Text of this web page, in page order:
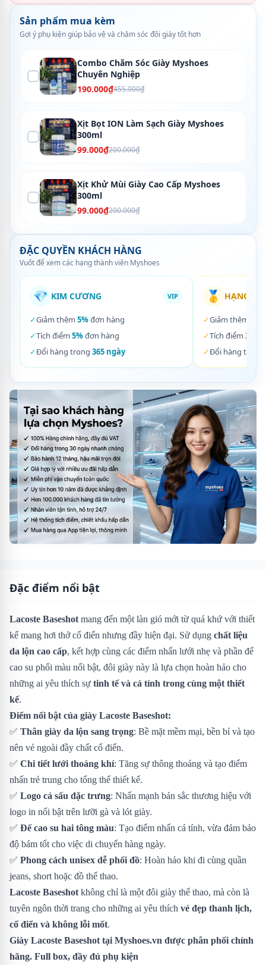
Sản phẩm mua kèm
Gợi ý phụ kiện giúp bảo vệ và chăm sóc đôi giày tốt hơn
Combo Chăm Sóc Giày Myshoes
Chuyên Nghiệp
190.000₫455.000₫
Xịt Bọt ION Làm Sạch Giày Myshoes
300ml
99.000₫200.000₫
Xịt Khử Mùi Giày Cao Cấp Myshoes
300ml
99.000₫200.000₫
ĐẶC QUYỀN KHÁCH HÀNG
Vuốt để xem các hạng thành viên Myshoes
💎 KIM CƯƠNG VIP
✓Giảm thêm 5%đơn hàng
✓Tích điểm 5%đơn hàng
✓Đổi hàng trong 365 ngày
🥇 HẠNG
✓Giảm thêm
✓Tích điểm 3%
✓Đổi hàng trong
Đặc điểm nổi bật
Lacoste Baseshot mang đến một làn gió mới từ quá khứ với thiết
kế mang hơi thở cổ điển nhưng đầy hiện đại. Sử dụng chất liệu
da lộn cao cấp, kết hợp cùng các điểm nhấn lưới nhẹ và phần đế
cao su phối màu nổi bật, đôi giày này là lựa chọn hoàn hảo cho
những ai yêu thích sự tinh tế và cá tính trong cùng một thiết
kế.
Điểm nổi bật của giày Lacoste Baseshot:
✅ Thân giày da lộn sang trọng: Bề mặt mềm mại, bền bỉ và tạo
nên vẻ ngoài đầy chất cổ điển.
✅ Chi tiết lưới thoáng khí: Tăng sự thông thoáng và tạo điểm
nhấn trẻ trung cho tổng thể thiết kế.
✅ Logo cá sấu đặc trưng: Nhấn mạnh bản sắc thương hiệu với
logo in nổi bật trên lưỡi gà và lót giày.
✅ Đế cao su hai tông màu: Tạo điểm nhấn cá tính, vừa đảm bảo
độ bám tốt cho việc di chuyển hàng ngày.
✅ Phong cách unisex dễ phối đồ: Hoàn hảo khi đi cùng quần
jeans, short hoặc đồ thể thao.
Lacoste Baseshot không chỉ là một đôi giày thể thao, mà còn là
tuyên ngôn thời trang cho những ai yêu thích vẻ đẹp thanh lịch,
cổ điển và không lỗi mốt.
Giày Lacoste Baseshot tại Myshoes.vn được phân phối chính
hãng. Full box, đầy đủ phụ kiện